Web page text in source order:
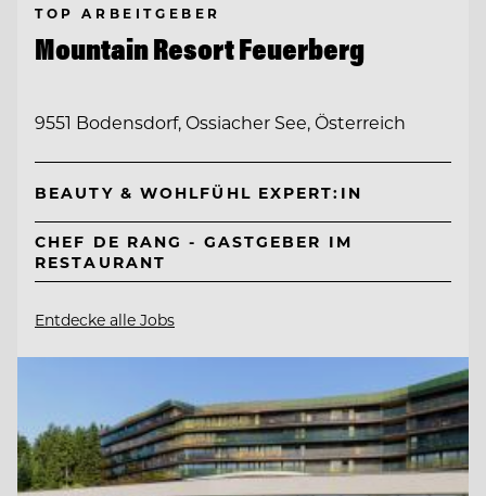
TOP ARBEITGEBER
Mountain Resort Feuerberg
9551 Bodensdorf, Ossiacher See, Österreich
BEAUTY & WOHLFÜHL EXPERT:IN
CHEF DE RANG - GASTGEBER IM
RESTAURANT
Entdecke alle Jobs